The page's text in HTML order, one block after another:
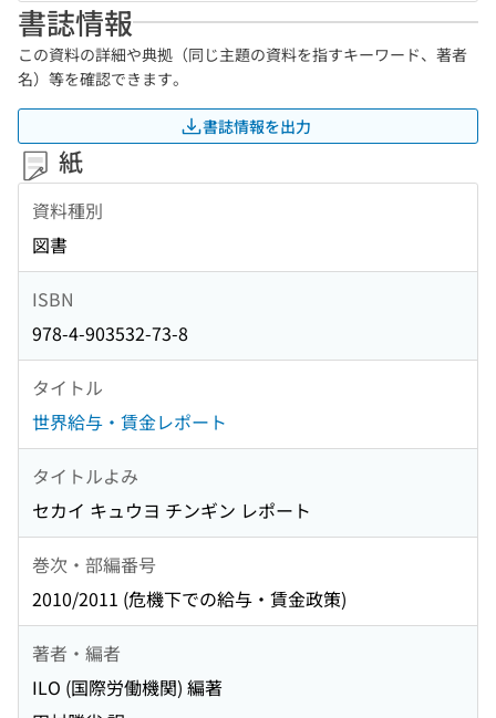
書誌情報
この資料の詳細や典拠（同じ主題の資料を指すキーワード、著者
名）等を確認できます。
書誌情報を出力
紙
資料種別
図書
ISBN
978-4-903532-73-8
タイトル
世界給与・賃金レポート
タイトルよみ
セカイ キュウヨ チンギン レポート
巻次・部編番号
2010/2011 (危機下での給与・賃金政策)
著者・編者
ILO (国際労働機関) 編著